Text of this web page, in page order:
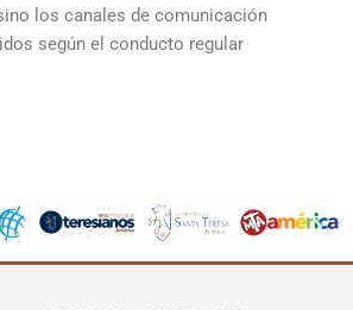
los canales de comunicación
según el conducto regular